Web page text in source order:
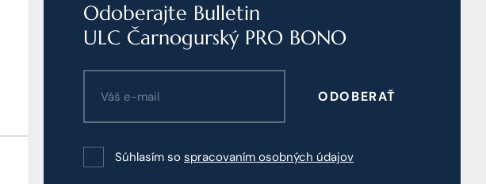
Odoberajte Bulletin
ULC Čarnogurský PRO BONO
ODOBERAŤ
Súhlasím so spracovaním osobných údajov